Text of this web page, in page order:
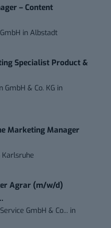
– Content
inAlbstadt
Specialist Product &
GmbH & Co. KG in
Marketing Manager
Karlsruhe
Agrar (m/w/d)
GmbH & Co... in